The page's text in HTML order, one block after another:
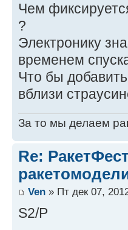
Чем
?
Электронику
временем
Что бы
вблизи
За то мы делаем
Re:
Ven » Пт дек 07,
S2/P